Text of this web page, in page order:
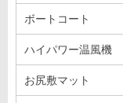
ボートコート
ハイパワー温風機
お尻敷マット